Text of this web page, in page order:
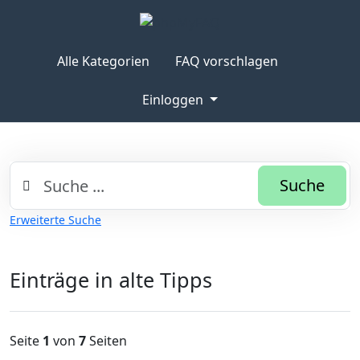
Alle Kategorien FAQ vorschlagen
Einloggen
Suche
Erweiterte Suche
Einträge in alte Tipps
Seite 1 von 7Seiten